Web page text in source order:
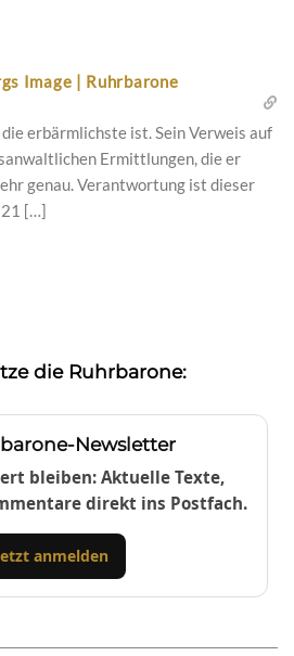
Image | Ruhrbarone
erbärmlichste ist. Sein Verweis auf
Ermittlungen, die er
genau. Verantwortung ist dieser
21 […]
die Ruhrbarone:
Newsletter
bleiben: Aktuelle Texte,
direkt ins Postfach.
anmelden